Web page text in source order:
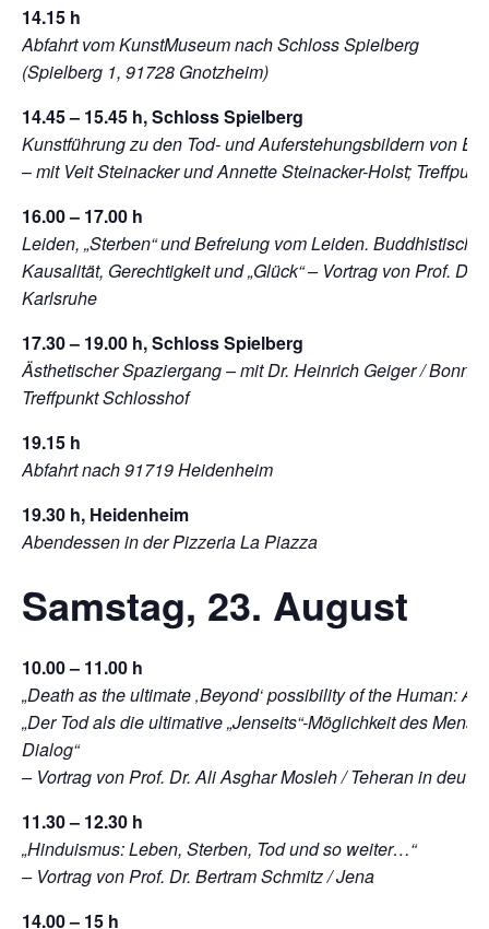
14.15 h
Abfahrt vom KunstMuseum nach Schloss Spielberg
(Spielberg 1, 91728 Gnotzheim)
14.45 – 15.45 h, Schloss Spielberg
Kunstführung zu den Tod- und Auferstehungsbildern von
–mit Veit Steinacker und Annette Steinacker-Holst;
16.00 – 17.00 h
Leiden, „Sterben“ und Befreiung vom Leiden.
Kausalität, Gerechtigkeit und „Glück“ – Vortrag von Prof. Dr.
Karlsruhe
17.30 – 19.00 h, Schloss Spielberg
Ästhetischer Spaziergang – mit Dr. Heinrich Geiger / Bonn
Treffpunkt Schlosshof
19.15 h
Abfahrt nach 91719 Heidenheim
19.30 h, Heidenheim
Abendessen in der Pizzeria La Piazza
Samstag, 23. August
10.00 – 11.00 h
„Death as the ultimate ‚Beyond‘ possibility of the Human:
„Der Tod als die ultimative „Jenseits“-Möglichkeit des
Dialog“
– Vortrag von Prof. Dr. Ali Asghar Mosleh / Teheran in
11.30 – 12.30 h
„Hinduismus: Leben, Sterben, Tod und so weiter…“
– Vortrag von Prof. Dr. Bertram Schmitz / Jena
14.00 – 15 h